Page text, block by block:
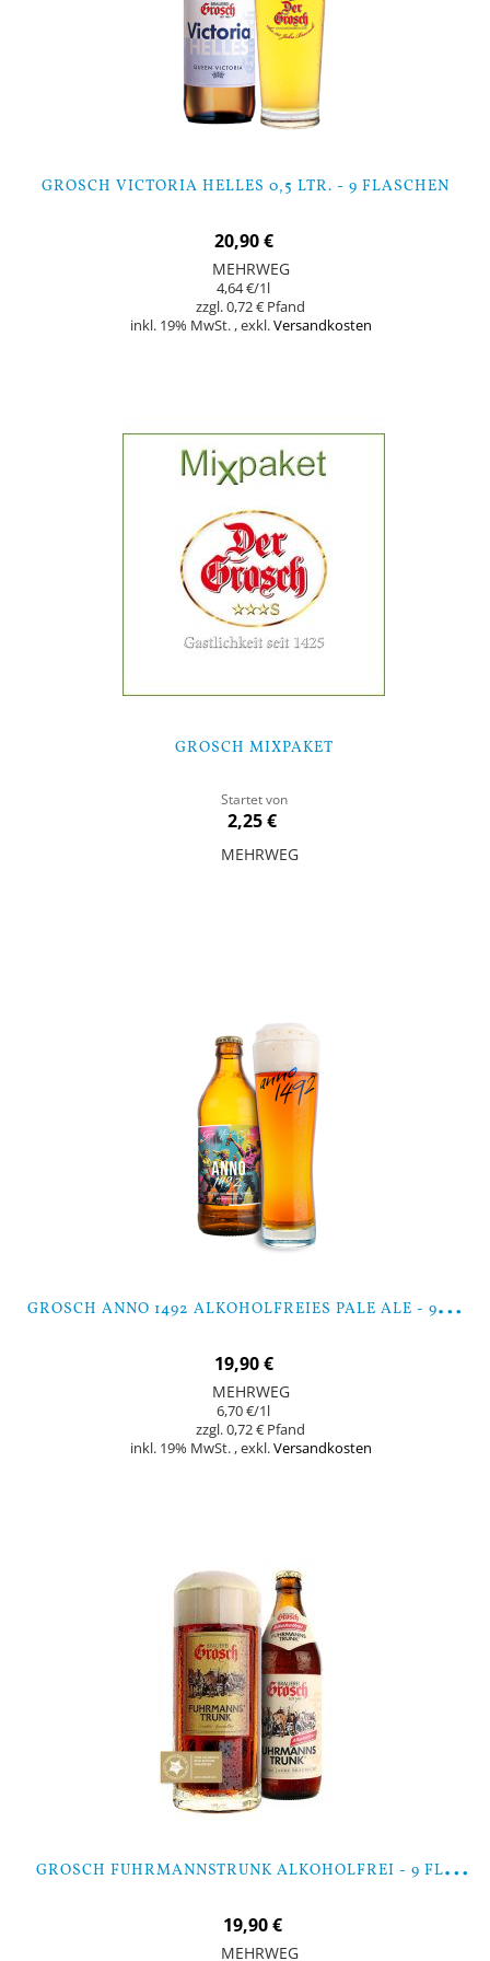
GROSCH VICTORIA HELLES 0,5 LTR. - 9 FLASCHEN
20,90 €
MEHRWEG
4,64 €/1l
0,72 €
inkl. 19% MwSt. ,exkl.Versandkosten
GROSCH MIXPAKET
Startet von
2,25 €
MEHRWEG
G
ROSCH ANNO 1492 ALKOHOLFREIES PALE ALE - 9 FLASCHEN
19,90 €
MEHRWEG
6,70 €/1l
0,72 €
inkl. 19% MwSt. ,exkl.Versandkosten
G
ROSCH FUHRMANNSTRUNK ALKOHOLFREI - 9 FLASCHEN
19,90 €
MEHRWEG